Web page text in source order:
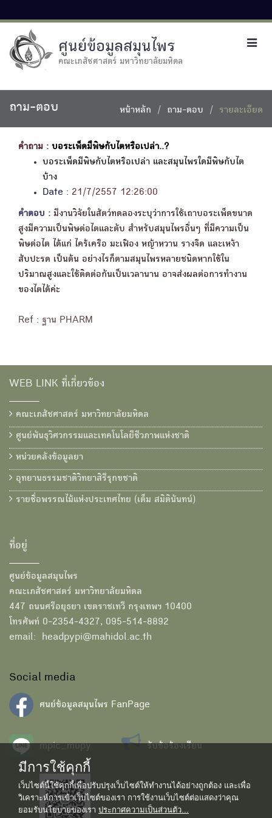
ศูนย์ข้อมูลสมุนไพร
คณะเภสัชศาสตร์ มหาวิทยาลัยมหิดล
ถาม-ตอบ หน้าหลัก ถาม-ตอบ รายละเอียด
คำถาม : บอระเพ็ดมึพิษกับไตหรือเปล่า..?
บอระเพ็ดมีพิษกับไตหรือเปล่า และสมุนไพรใดมีพิษกับไต
บ้าง
Date : 21/7/2557 12:26:00
คำตอบ : มีงานวิจัยในสัตว์ทดลองระบุว่าการใช้เถาบอระเพ็ดขนาด
สูงมีความเป็นพิษต่อไตและตับ สำหรับสมุนไพรอื่นๆ ที่มีความเป็น
พิษต่อไต ได้แก่ ไคร้เครือ มะเฟือง หญ้าหวาน รางจืด และเหง้า
สับปะรด เป็นต้น อย่างไรก็ตามสมุนไพรหลายชนิดหากใช้ใน
ปริมาณสูงและใช้ติดต่อกันเป็นเวลานาน อาจส่งผลต่อการทำงาน
ของไตได้ค่ะ
Ref : ฐาน PHARM
WEB LINK ที่เกี่ยวข้อง
คณะเภสัชศาสตร์ มหาวิทยาลัยมหิดล
ศูนย์พันธุวิศวกรรมและเทคโนโลยีชีวภาพแห่งชาติ
หน่วยคลังข้อมูลยา
อุทยานธรรมชาติวิทยาสิรีรุกขชาติ
รายชื่อพรรณไม้แห่งประเทศไทย (เต็ม สมิตินันทน์)
ที่อยู่
ศูนย์ข้อมูลสมุนไพร
คณะเภสัชศาสตร์ มหาวิทยาลัยมหิดล
447 ถนนศรีอยุธยา เขตราชเทวี กรุงเทพฯ 10400
โทรศัพท์ 0-2354-4327, 095-514-8892
email: headpypi@mahidol.ac.th
Social media
ศนย์ข้อมูลสมุนไพร FanPage
mpic_mupy รับข้อร้องเรียน
มีการใช้คุกกี้
เว็บไซต์นี้ใช้คุกกี้เพื่อปรับปรุงเว็บไซต์ให้ทำงานได้อย่างถูกต้อง และเพื่อ
วิเคราะห์การเข้าเว็บไซต์ของเรา การใช้งานเว็บไซต์ต่อแสดงว่าคุณ
ยอมรับนโยบายของเรา ประกาศความเป็นส่วนตัว...